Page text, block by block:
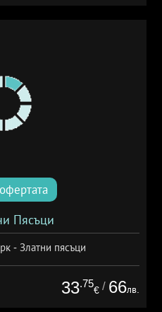
Пясъци
- Златни пясъци
33.75
€ / 66лв.